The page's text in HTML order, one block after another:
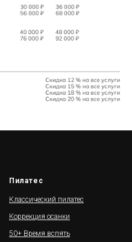
Пилатес
Классический пилатес
Коррекция осанки
50+ Время вспять